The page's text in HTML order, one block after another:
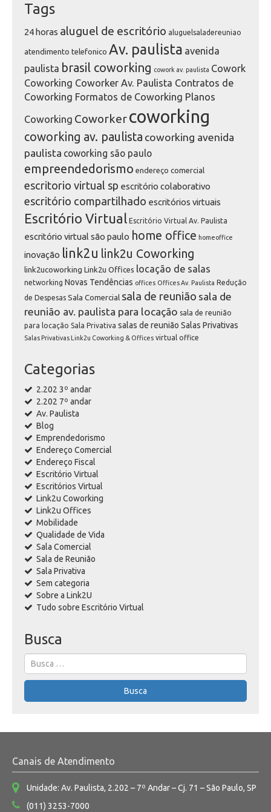
Tags
24 horas aluguel de escritório aluguelsaladereuniao
atendimento telefonico Av. paulista avenida
paulista brasil coworking cowork av. paulista Cowork
Coworking Coworker Av. Paulista Contratos de
Coworking Formatos de Coworking Planos
Coworking Coworkercoworking
coworking av. paulista coworking avenida
paulista coworking são paulo
empreendedorismo endereço comercial
escritorio virtual sp escritório colaborativo
escritório compartilhado escritórios virtuais
Escritório Virtual Escritório Virtual Av. Paulista
escritório virtual são paulo home office homeoffice
inovação link2u link2u Coworking
link2ucoworking Link2u Offices locação de salas
networking Novas Tendências offices Offices Av. Paulista Redução
de Despesas Sala Comercial sala de reunião sala de
reunião av. paulista para locação sala de reunião
para locação Sala Privativa salas de reunião Salas Privativas
Salas Privativas Link2u Coworking & Offices virtual office
Categorias
2.202 3º andar
2.202 7º andar
Av. Paulista
Blog
Emprendedorismo
Endereço Comercial
Endereço Fiscal
Escritório Virtual
Escritórios Virtual
Link2u Coworking
Link2u Offices
Mobilidade
Qualidade de Vida
Sala Comercial
Sala de Reunião
Sala Privativa
Sem categoria
Sobre a Link2U
Tudo sobre Escritório Virtual
Busca
Search
for:
Busca
Canais de Atendimento
Unidade: Av. Paulista, 2.202 – 7º Andar – Cj. 71 – São Paulo, SP
(011) 3253-7000